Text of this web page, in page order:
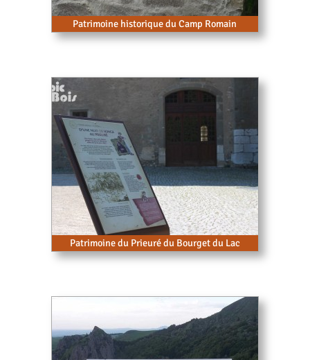
Patrimoine historique du Camp Romain
Patrimoine du Prieuré du Bourget du Lac